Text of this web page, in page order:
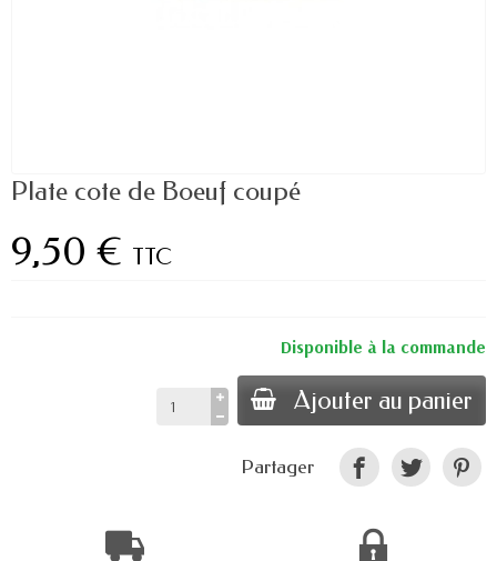
Plate cote de Boeuf coupé
9,50 € TTC
Disponible à la commande
Ajouter au panier
Partager